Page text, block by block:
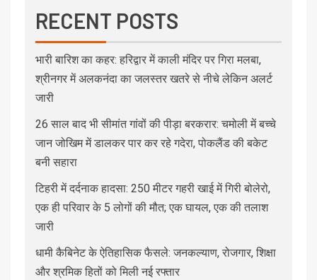
RECENT POSTS
भारी बारिश का कहर: हरिद्वार में काली मंदिर पर गिरा मलबा,
श्रीनगर में अलकनंदा का जलस्तर खतरे से नीचे लेकिन अलर्ट
जारी
26 साल बाद भी सीमांत गांवों की पीड़ा बरकरार: चमोली में बच्चे
जान जोखिम में डालकर पार कर रहे गदेरा, पोकलैंड की बकेट
बनी सहारा
टिहरी में दर्दनाक हादसा: 250 मीटर गहरी खाई में गिरी बोलेरो,
एक ही परिवार के 5 लोगों की मौत; एक घायल, एक की तलाश
जारी
धामी कैबिनेट के ऐतिहासिक फैसले: जनकल्याण, रोजगार, शिक्षा
और श्रमिक हितों को मिली नई रफ्तार